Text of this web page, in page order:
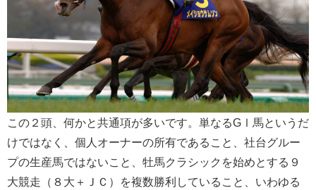
この２頭、何かと共通項が多いです。単なるGⅠ馬というだ
けではなく、個人オーナーの所有であること、社台グルー
プの生産馬ではないこと、牡馬クラシックを始めとする９
大競走（８大＋ＪＣ）を複数勝利していること、いわゆる